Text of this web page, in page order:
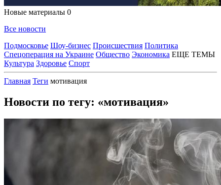
Новые материалы 0
Все новости
Подмосковье Шоу-бизнес Происшествия Политика
Спецоперация на Украине Общество Экономика ЕЩЕ ТЕМЫ
Культура Здоровье Спорт
Главная Теги мотивация
Новости по тегу: «мотивация»